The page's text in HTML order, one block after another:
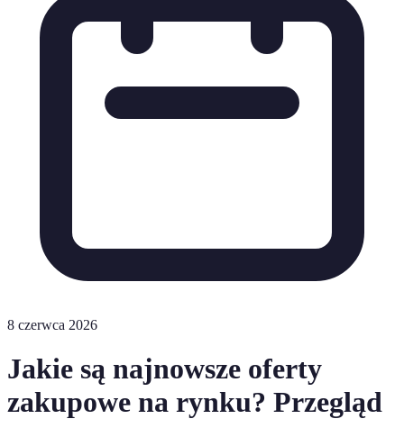
8 czerwca 2026
Jakie są najnowsze oferty
zakupowe na rynku? Przegląd